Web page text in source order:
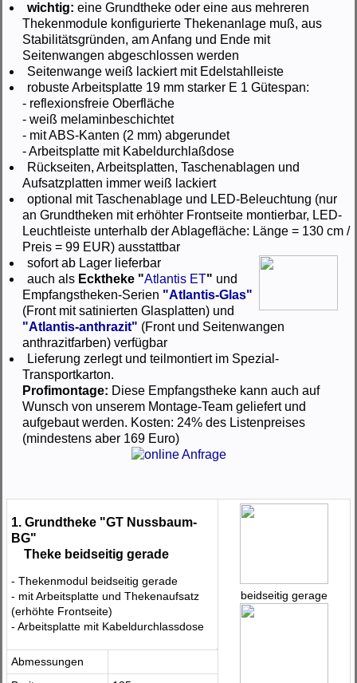
wichtig: eine Grundtheke oder eine aus mehreren
Thekenmodule konfigurierte Thekenanlage muß, aus
Stabilitätsgründen, am Anfang und Ende mit
Seitenwangen abgeschlossen werden
Seitenwange weiß lackiert mit Edelstahlleiste
robuste Arbeitsplatte 19 mm starker E 1 Gütespan:
- reflexionsfreie Oberfläche
- weiß melaminbeschichtet
- mit ABS-Kanten (2 mm) abgerundet
- Arbeitsplatte mit Kabeldurchlaßdose
Rückseiten, Arbeitsplatten, Taschenablagen und
Aufsatzplatten immer weiß lackiert
optional mit Taschenablage und LED-Beleuchtung (nur
an Grundtheken mit erhöhter Frontseite montierbar, LED-
Leuchtleiste unterhalb der Ablagefläche: Länge = 130 cm /
Preis = 99 EUR) ausstattbar
sofort ab Lager lieferbar
auch als Ecktheke "Atlantis ET" und
Empfangstheken-Serien "Atlantis-Glas"
(Front mit satinierten Glasplatten) und
"Atlantis-anthrazit" (Front und Seitenwangen
anthrazitfarben) verfügbar
Lieferung zerlegt und teilmontiert im Spezial-
Transportkarton.
Profimontage: Diese Empfangstheke kann auch auf
Wunsch von unserem Montage-Team geliefert und
aufgebaut werden. Kosten: 24% des Listenpreises
(mindestens aber 169 Euro)
1. Grundtheke "GT Nussbaum-
BG"
Theke beidseitig gerade
- Thekenmodul beidseitig gerade
- mit Arbeitsplatte und Thekenaufsatz
(erhöhte Frontseite)
- Arbeitsplatte mit Kabeldurchlassdose
beidseitig gerage
Abmessungen